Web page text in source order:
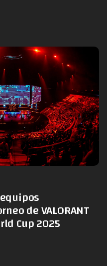
de VALORANT
Cup 2025